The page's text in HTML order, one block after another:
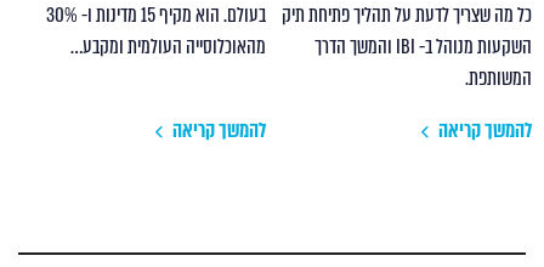
כל מה שצריך לדעת על תהליך פתיחת תיק
השקעות מנוהל ב- IBI והמשך הדרך
המשותפת.
להמשך קריאה
בעולם. הוא מקיף 15 מדינות ו- 30%
מהאוכלוסייה העולמית ומקבע…
להמשך קריאה